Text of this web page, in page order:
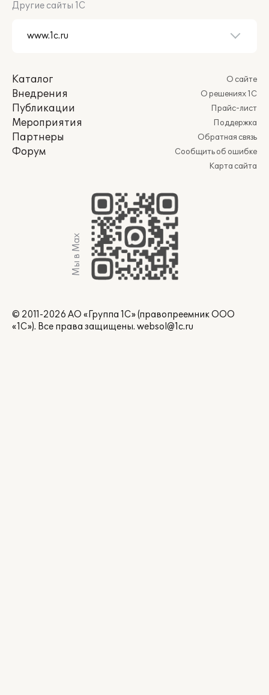
Другие сайты 1С
Каталог
Внедрения
Публикации
Мероприятия
Партнеры
Форум
О сайте
О решениях 1С
Прайс-лист
Поддержка
Обратная связь
Сообщить об ошибке
Карта сайта
Мы в Max
© 2011-2026 АО «Группа 1С» (правопреемник ООО
«1С»). Все права защищены. websol@1c.ru